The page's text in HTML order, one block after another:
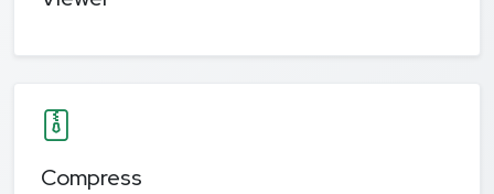
Compress